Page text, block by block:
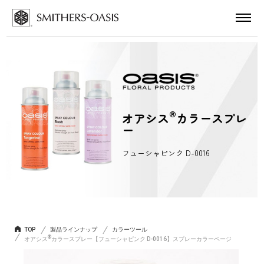
オアシス®カラースプレ
ー
フューシャピンク D-0016
TOP 製品ラインナップ
カラーツール
オアシス®カラースプレー【フューシャピンク D-0016】スプレーカラーページ